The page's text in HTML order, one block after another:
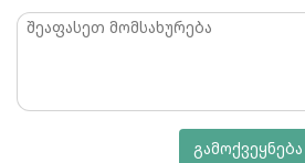
გამოქვეყნება